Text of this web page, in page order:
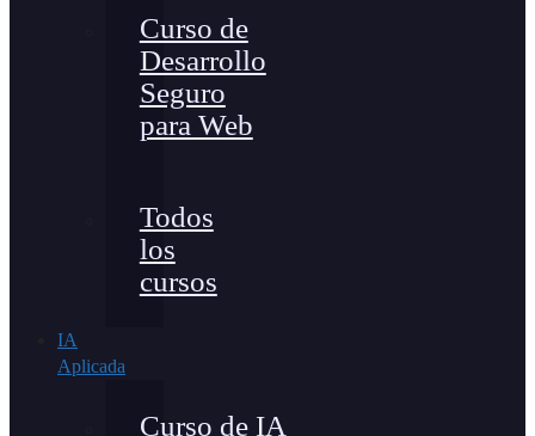
Curso de
Desarrollo
Seguro
para Web
Todos
los
cursos
IA
Aplicada
Curso de IA